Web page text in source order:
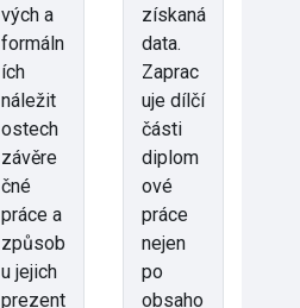
vých a
formáln
ích
náležit
ostech
závěre
čné
práce a
způsob
u jejich
prezent
získaná
data.
Zaprac
uje dílčí
části
diplom
ové
práce
nejen
po
obsaho